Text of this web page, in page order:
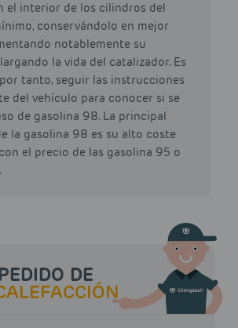
el interior de los cilindros del
conservándolo en mejor
notablemente su
la vida del catalizador. Es
tanto, seguir las instrucciones
del vehículo para conocer si se
de gasolina 98. La principal
la gasolina 98 es su alto coste
el precio de las gasolina 95 o
DE